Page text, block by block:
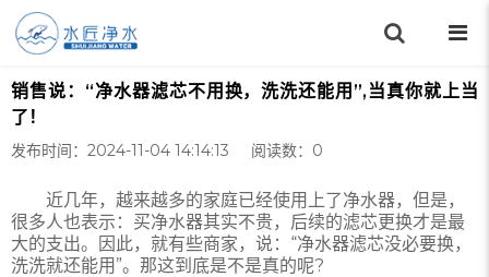
销售说：“净水器滤芯不用换，洗洗还能用”,当真你就上当
了！
发布时间：2024-11-04 14:14:13 阅读数： 0
近几年，越来越多的家庭已经使用上了净水器，但是，
很多人也表示：买净水器其实不贵，后续的滤芯更换才是最
大的支出。因此，就有些商家，说：“净水器滤芯没必要换，
洗洗就还能用”。那这到底是不是真的呢?